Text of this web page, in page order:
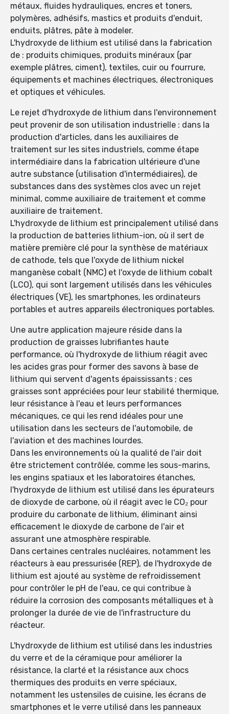
métaux, fluides hydrauliques, encres et toners,
polymères, adhésifs, mastics et produits d'enduit,
enduits, plâtres, pâte à modeler.
L'hydroxyde de lithium est utilisé dans la fabrication
de : produits chimiques, produits minéraux (par
exemple plâtres, ciment), textiles, cuir ou fourrure,
équipements et machines électriques, électroniques
et optiques et véhicules.
Le rejet d'hydroxyde de lithium dans l'environnement
peut provenir de son utilisation industrielle : dans la
production d'articles, dans les auxiliaires de
traitement sur les sites industriels, comme étape
intermédiaire dans la fabrication ultérieure d'une
autre substance (utilisation d'intermédiaires), de
substances dans des systèmes clos avec un rejet
minimal, comme auxiliaire de traitement et comme
auxiliaire de traitement.
L'hydroxyde de lithium est principalement utilisé dans
la production de batteries lithium-ion, où il sert de
matière première clé pour la synthèse de matériaux
de cathode, tels que l'oxyde de lithium nickel
manganèse cobalt (NMC) et l'oxyde de lithium cobalt
(LCO), qui sont largement utilisés dans les véhicules
électriques (VE), les smartphones, les ordinateurs
portables et autres appareils électroniques portables.
Une autre application majeure réside dans la
production de graisses lubrifiantes haute
performance, où l'hydroxyde de lithium réagit avec
les acides gras pour former des savons à base de
lithium qui servent d'agents épaississants ; ces
graisses sont appréciées pour leur stabilité thermique,
leur résistance à l'eau et leurs performances
mécaniques, ce qui les rend idéales pour une
utilisation dans les secteurs de l'automobile, de
l'aviation et des machines lourdes.
Dans les environnements où la qualité de l'air doit
être strictement contrôlée, comme les sous-marins,
les engins spatiaux et les laboratoires étanches,
l'hydroxyde de lithium est utilisé dans les épurateurs
de dioxyde de carbone, où il réagit avec le CO₂ pour
produire du carbonate de lithium, éliminant ainsi
efficacement le dioxyde de carbone de l'air et
assurant une atmosphère respirable.
Dans certaines centrales nucléaires, notamment les
réacteurs à eau pressurisée (REP), de l'hydroxyde de
lithium est ajouté au système de refroidissement
pour contrôler le pH de l'eau, ce qui contribue à
réduire la corrosion des composants métalliques et à
prolonger la durée de vie de l'infrastructure du
réacteur.
L'hydroxyde de lithium est utilisé dans les industries
du verre et de la céramique pour améliorer la
résistance, la clarté et la résistance aux chocs
thermiques des produits en verre spéciaux,
notamment les ustensiles de cuisine, les écrans de
smartphones et le verre utilisé dans les panneaux